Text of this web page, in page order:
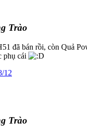
Trào
đã bán rồi, còn Quả
phụ cái
12
Trào